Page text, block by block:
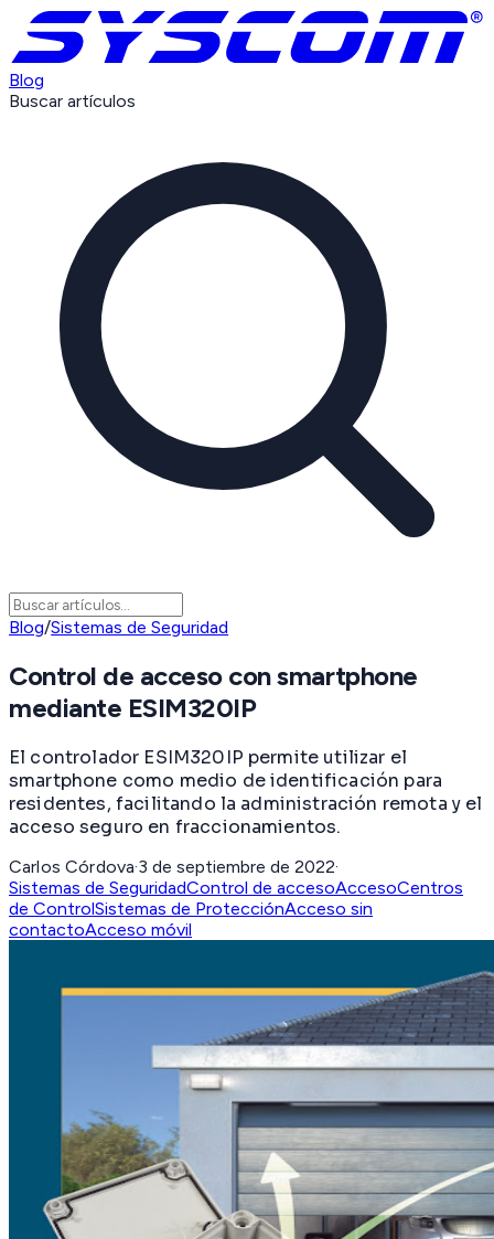
Blog
Buscar artículos
Blog/Sistemas de Seguridad
Control de acceso con smartphone
mediante ESIM320IP
El controlador ESIM320IP permite utilizar el
smartphone como medio de identificación para
residentes, facilitando la administración remota y el
acceso seguro en fraccionamientos.
Carlos Córdova·3 de septiembre de 2022·
Sistemas de SeguridadControl de accesoAccesoCentros
de ControlSistemas de ProtecciónAcceso sin
contactoAcceso móvil